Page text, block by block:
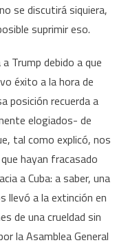
se discutirá siquiera,
suprimir eso.
Trump debido a que
éxito a la hora de
posición recuerda a
elogiados- de
tal como explicó, nos
hayan fracasado
a Cuba: a saber, una
llevó a la extinción en
de una crueldad sin
la Asamblea General